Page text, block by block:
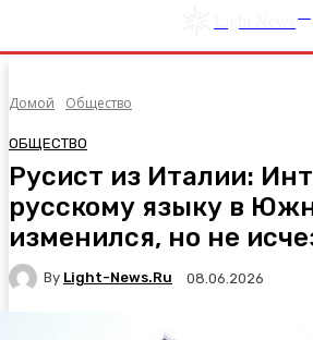
Домой Общество
ОБЩЕСТВО
Русист из Италии:
русскому языку в
изменился, но не
By Light-News.ru 08.06.2026